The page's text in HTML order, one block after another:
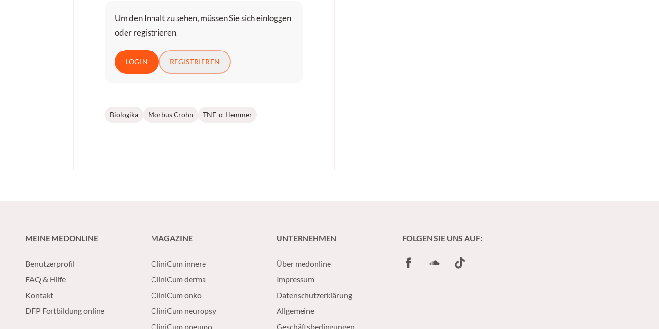
Um den Inhalt zu sehen, müssen Sie sich einloggen
oder registrieren.
LOGIN REGISTRIEREN
Biologika Morbus Crohn TNF-α-Hemmer
MEINE MEDONLINE
Benutzerprofil
FAQ & Hilfe
Kontakt
DFP Fortbildung online
MAGAZINE
CliniCum innere
CliniCum derma
CliniCum onko
CliniCum neuropsy
CliniCum pneumo
UNTERNEHMEN
Über medonline
Impressum
Datenschutzerklärung
Allgemeine
Geschäftsbedingungen
FOLGEN SIE UNS AUF:
FacebookSoundCloud
TikTok